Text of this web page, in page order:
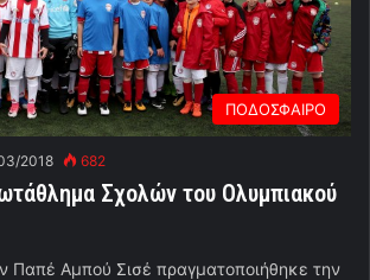
ΠΟΔΟΣΦΑΙΡΟ
2018 682
Σχολών του Ολυμπιακού
Παπέ Αμπού Σισέ πραγματοποιήθηκε την